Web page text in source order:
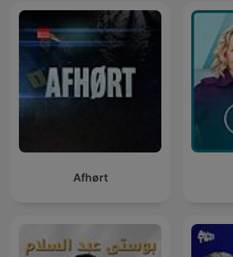
Afhørt